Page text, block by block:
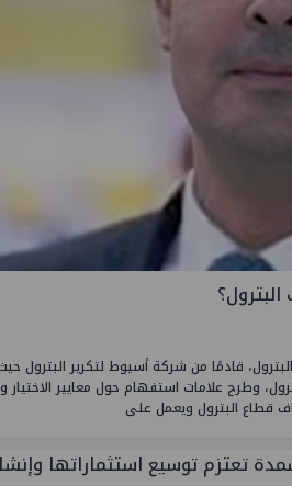
قادمًا من شركة أسيوط لتكرير البترول
وطرح علامات استفهام حول معايير
قطاع البترول ويعمل على
تعتزم توسيع استثماراتها